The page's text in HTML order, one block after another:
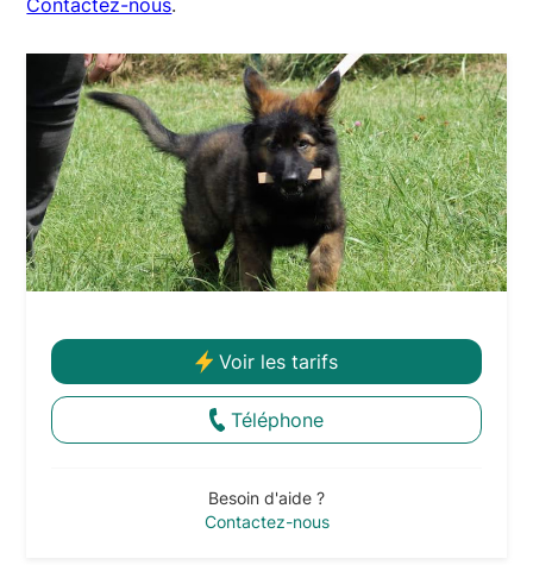
Voir les tarifs
Téléphone
Besoin d'aide ?
Contactez-nous